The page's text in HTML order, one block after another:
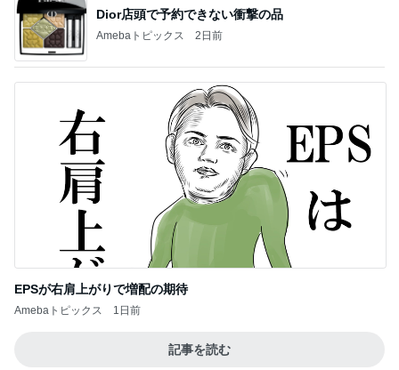
Dior店頭で予約できない衝撃の品
Amebaトピックス 2日前
EPSが右肩上がりで増配の期待
Amebaトピックス 1日前
記事を読む